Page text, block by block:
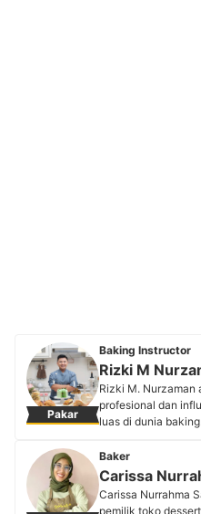
Pakar
Baking Instructor
Rizki M
Rizki M. Nurzaman
profesional dan
luas di dunia
baik secara
dalam menciptakan
serta tampilan
berbagai resep,
Baker
Carissa
Carissa Nurrahma
pemilik toko